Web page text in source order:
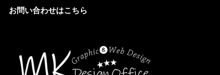
お問い合わせはこちら